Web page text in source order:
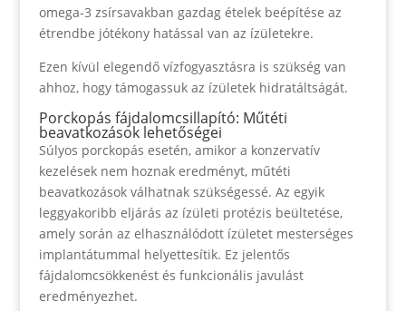
omega-3 zsírsavakban gazdag ételek beépítése az
étrendbe jótékony hatással van az ízületekre.
Ezen kívül elegendő vízfogyasztásra is szükség van
ahhoz, hogy támogassuk az ízületek hidratáltságát.
Porckopás fájdalomcsillapító: Műtéti
beavatkozások lehetőségei
Súlyos porckopás esetén, amikor a konzervatív
kezelések nem hoznak eredményt, műtéti
beavatkozások válhatnak szükségessé. Az egyik
leggyakoribb eljárás az ízületi protézis beültetése,
amely során az elhasználódott ízületet mesterséges
implantátummal helyettesítik. Ez jelentős
fájdalomcsökkenést és funkcionális javulást
eredményezhet.